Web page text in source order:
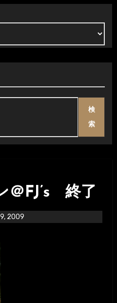
検
索
＠FJ’s 終了
2009